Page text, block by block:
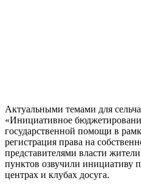
Актуальными темами для
«Инициативное
государственной помощи в
регистрация права на
представителями власти
пунктов озвучили инициативу
центрах и клубах досуга.